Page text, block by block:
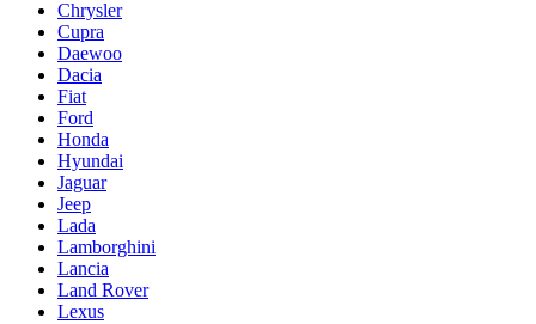
Chrysler
Cupra
Daewoo
Dacia
Fiat
Ford
Honda
Hyundai
Jaguar
Jeep
Lada
Lamborghini
Lancia
Land Rover
Lexus